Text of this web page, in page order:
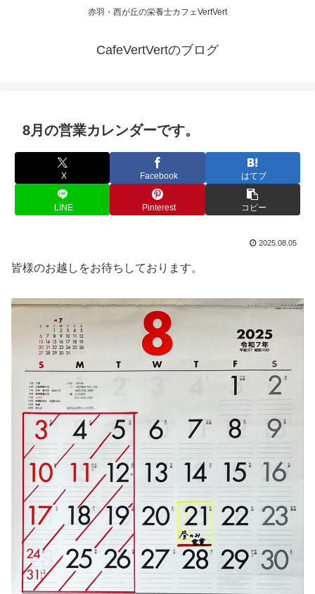
赤羽・西が丘の栄養士カフェVertVert
CafeVertVertのブログ
8月の営業カレンダーです。
X Facebook はてブ
LINE Pinterest コピー
2025.08.05
皆様のお越しをお待ちしております。